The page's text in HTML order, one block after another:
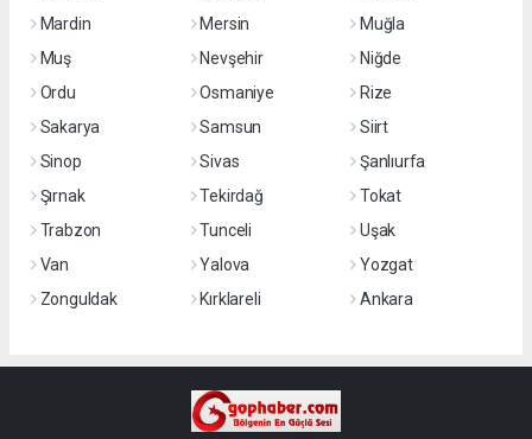
Mardin
Mersin
Muğla
Muş
Nevşehir
Niğde
Ordu
Osmaniye
Rize
Sakarya
Samsun
Siirt
Sinop
Sivas
Şanlıurfa
Şırnak
Tekirdağ
Tokat
Trabzon
Tunceli
Uşak
Van
Yalova
Yozgat
Zonguldak
Kırklareli Ankara